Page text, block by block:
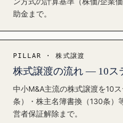
助金まで。
PILLAR · 株式譲渡
株式譲渡の流れ — 10ス
中小M&A主流の株式譲渡を10
条）・株主名簿書換（130条）
営者保証解除まで。